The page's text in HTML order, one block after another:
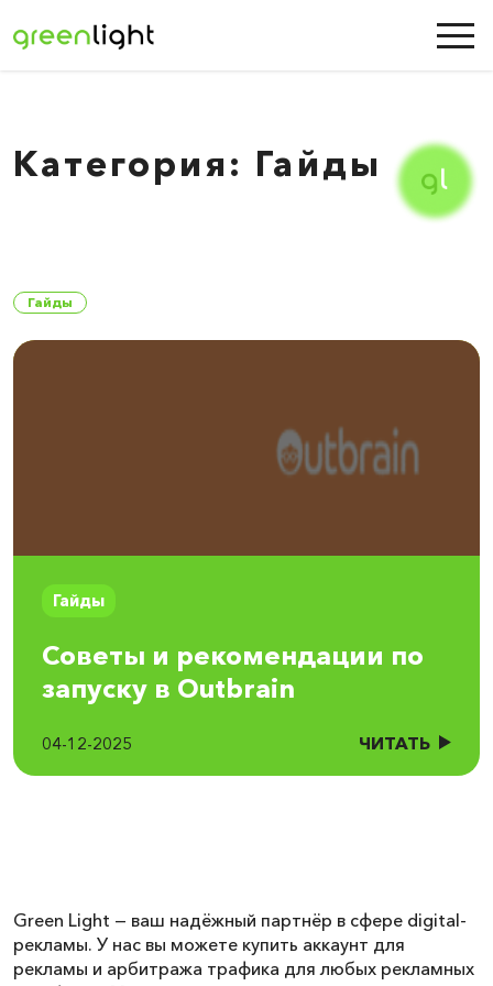
Категория: Гайды
Гайды
Гайды
Советы и рекомендации по
запуску в Outbrain
04-12-2025 ЧИТАТЬ
Green Light — ваш надёжный партнёр в сфере digital-
рекламы. У нас вы можете купить аккаунт для
рекламы и арбитража трафика для любых рекламных